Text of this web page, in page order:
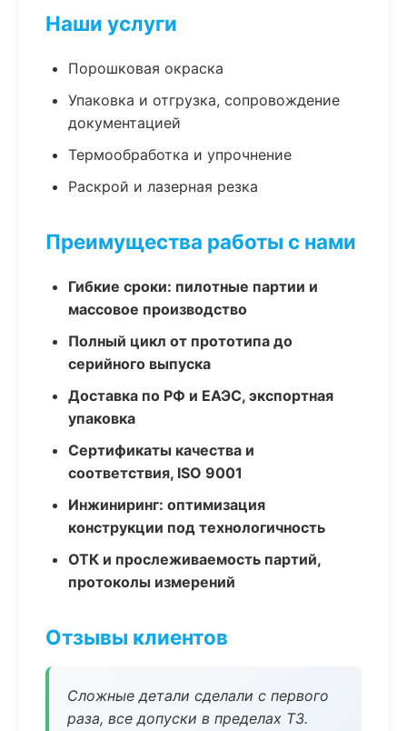
Наши услуги
Порошковая окраска
Упаковка и отгрузка, сопровождение
документацией
Термообработка и упрочнение
Раскрой и лазерная резка
Преимущества работы с нами
Гибкие сроки: пилотные партии и
массовое производство
Полный цикл от прототипа до
серийного выпуска
Доставка по РФ и ЕАЭС, экспортная
упаковка
Сертификаты качества и
соответствия, ISO 9001
Инжиниринг: оптимизация
конструкции под технологичность
ОТК и прослеживаемость партий,
протоколы измерений
Отзывы клиентов
Сложные детали сделали с первого
раза, все допуски в пределах ТЗ.